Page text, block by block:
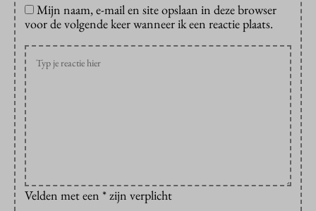
Mijn naam, e-mail en site opslaan in deze browser
voor de volgende keer wanneer ik een reactie plaats.
Velden met een * zijn verplicht